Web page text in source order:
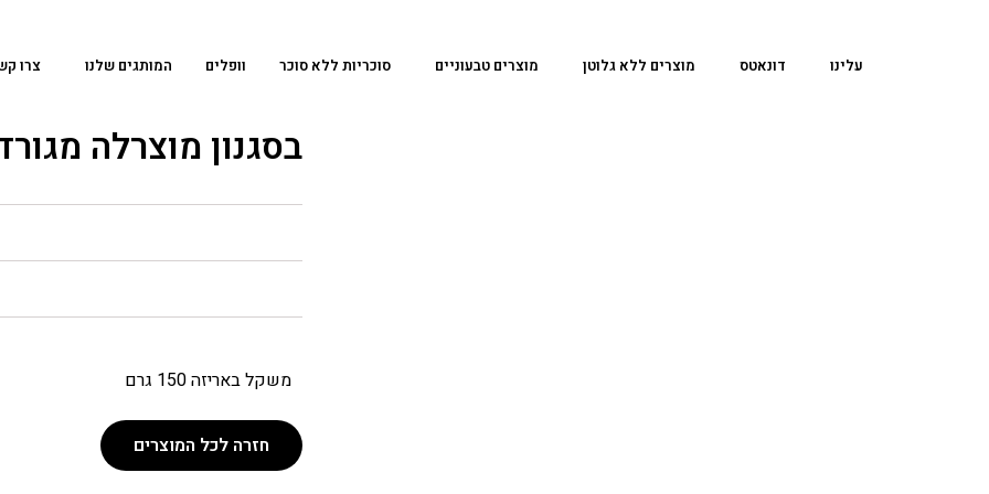
עלינו דונאטס מוצרים ללא גלוטן מוצרים טבעוניים סוכריות ללא סוכר וופלים המותגים שלנו צרו
בסגנון מוצרלה
משקל באריזה 150 גרם
חזרה לכל המוצרים